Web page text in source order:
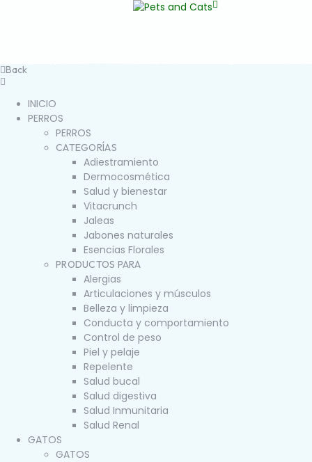
Back
INICIO
PERROS
PERROS
CATEGORÍAS
Adiestramiento
Dermocosmética
Salud y bienestar
Vitacrunch
Jaleas
Jabones naturales
Esencias Florales
PRODUCTOS PARA
Alergias
Articulaciones y músculos
Belleza y limpieza
Conducta y comportamiento
Control de peso
Piel y pelaje
Repelente
Salud bucal
Salud digestiva
Salud Inmunitaria
Salud Renal
GATOS
GATOS